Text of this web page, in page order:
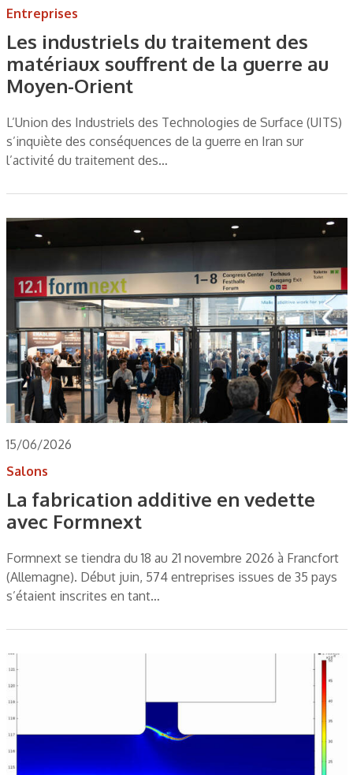
Entreprises
Les industriels du traitement des
matériaux souffrent de la guerre au
Moyen-Orient
L’Union des Industriels des Technologies de Surface (UITS)
s’inquiète des conséquences de la guerre en Iran sur
l’activité du traitement des…
15/06/2026
Salons
La fabrication additive en vedette
avec Formnext
Formnext se tiendra du 18 au 21 novembre 2026 à Francfort
(Allemagne). Début juin, 574 entreprises issues de 35 pays
s’étaient inscrites en tant…